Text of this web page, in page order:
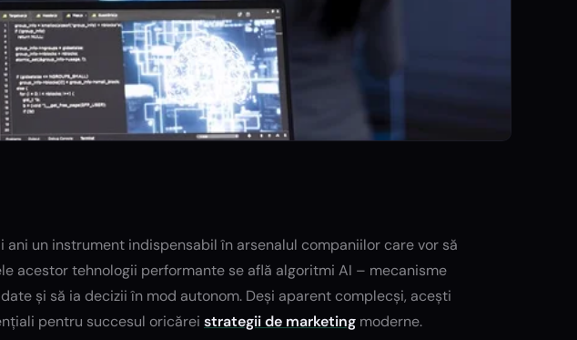
un instrument indispensabil în arsenalul companiilor care vor să
acestor tehnologii performante se află algoritmi AI – mecanisme
și să ia decizii în mod autonom. Deși aparent complecși, acești
pentru succesul oricărei strategii de marketing moderne.